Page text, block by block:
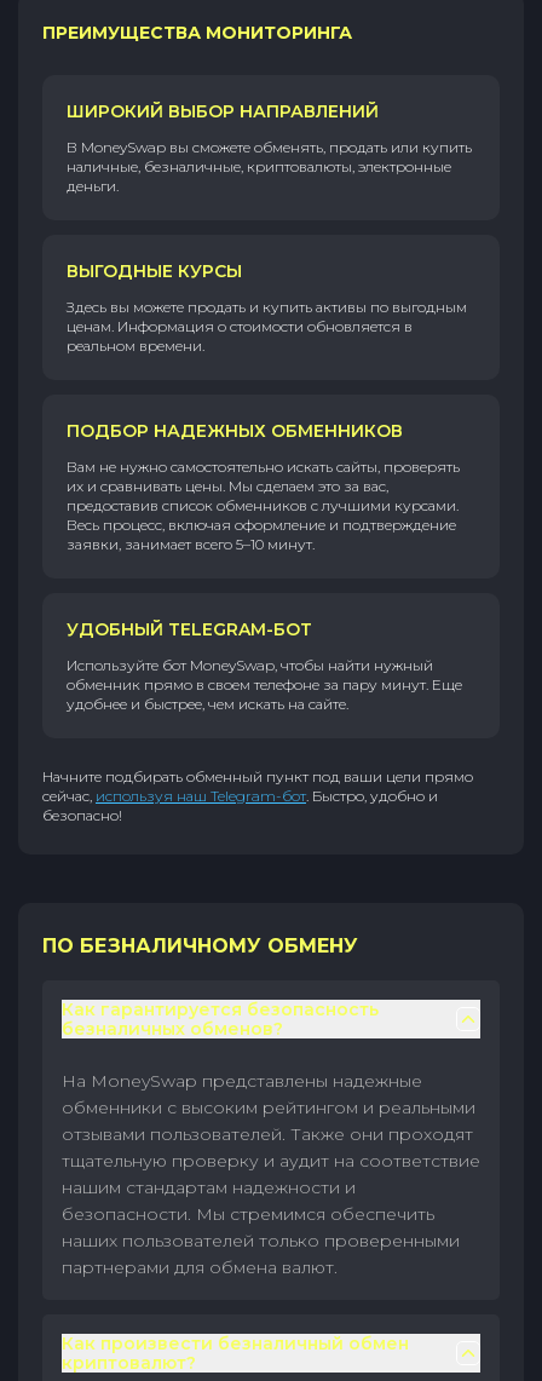
ПРЕИМУЩЕСТВА МОНИТОРИНГА
ШИРОКИЙ ВЫБОР НАПРАВЛЕНИЙ
В MoneySwap вы сможете обменять, продать или купить
наличные, безналичные, криптовалюты, электронные
деньги.
ВЫГОДНЫЕ КУРСЫ
Здесь вы можете продать и купить активы по выгодным
ценам. Информация о стоимости обновляется в
реальном времени.
ПОДБОР НАДЕЖНЫХ ОБМЕННИКОВ
Вам не нужно самостоятельно искать сайты, проверять
их и сравнивать цены. Мы сделаем это за вас,
предоставив список обменников с лучшими курсами.
Весь процесс, включая оформление и подтверждение
заявки, занимает всего 5–10 минут.
УДОБНЫЙ TELEGRAM-БОТ
Используйте бот MoneySwap, чтобы найти нужный
обменник прямо в своем телефоне за пару минут. Еще
удобнее и быстрее, чем искать на сайте.
Начните подбирать обменный пункт под ваши цели прямо
сейчас, используя наш Telegram-бот. Быстро, удобно и
безопасно!
ПО БЕЗНАЛИЧНОМУ ОБМЕНУ
Как гарантируется безопасность
безналичных обменов?
На MoneySwap представлены надежные
обменники с высоким рейтингом и реальными
отзывами пользователей. Также они проходят
тщательную проверку и аудит на соответствие
нашим стандартам надежности и
безопасности. Мы стремимся обеспечить
наших пользователей только проверенными
партнерами для обмена валют.
Как произвести безналичный обмен
криптовалют?